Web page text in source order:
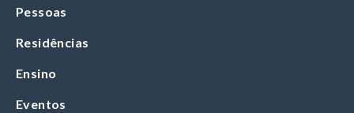
Pessoas
Residências
Ensino
Eventos